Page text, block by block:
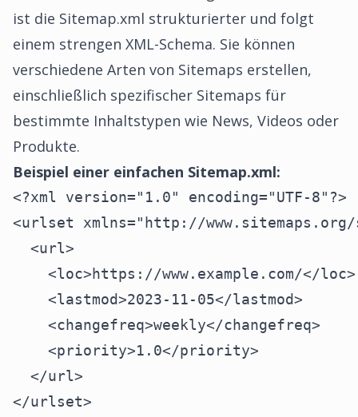
ist die Sitemap.xml strukturierter und folgt
einem strengen XML-Schema. Sie können
verschiedene Arten von Sitemaps erstellen,
einschließlich spezifischer Sitemaps für
bestimmte Inhaltstypen wie News, Videos oder
Produkte.
Beispiel einer einfachen Sitemap.xml:
<?xml version="1.0" encoding="UTF-8"?>
<urlset xmlns="http://www.sitemaps.org/
  <url>
    <loc>https://www.example.com/</loc>
    <lastmod>2023-11-05</lastmod>
    <changefreq>weekly</changefreq>
    <priority>1.0</priority>
  </url>
</urlset>